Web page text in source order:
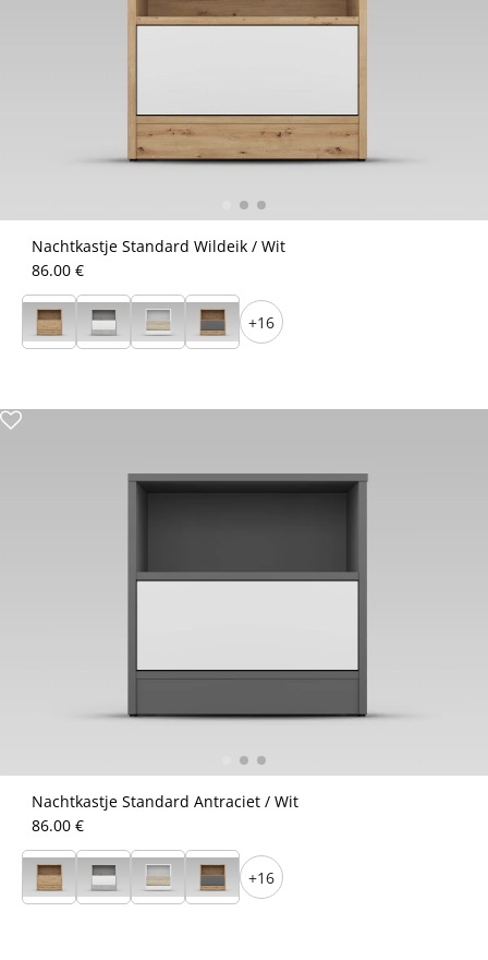
Nachtkastje Standard Wildeik / Wit
86.00 €
+16
Nachtkastje Standard Antraciet / Wit
86.00 €
+16